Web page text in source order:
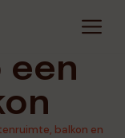
een
balkon en